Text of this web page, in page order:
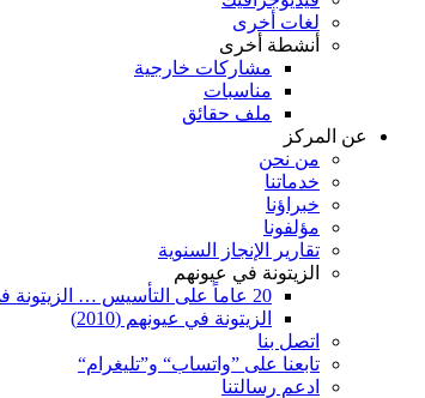
لغات أخرى
أنشطة أخرى
مشاركات خارجية
مناسبات
ملف حقائق
عن المركز
من نحن
خدماتنا
خبراؤنا
مؤلفونا
تقارير الإنجاز السنوية
الزيتونة في عيونهم
20 عاماً على التأسيس … الزيتونة في عيونهم (2024)
الزيتونة في عيونهم (2010)
اتصل بنا
تابعنا على ”واتساب“ و”تليغرام“
ادعم رسالتنا